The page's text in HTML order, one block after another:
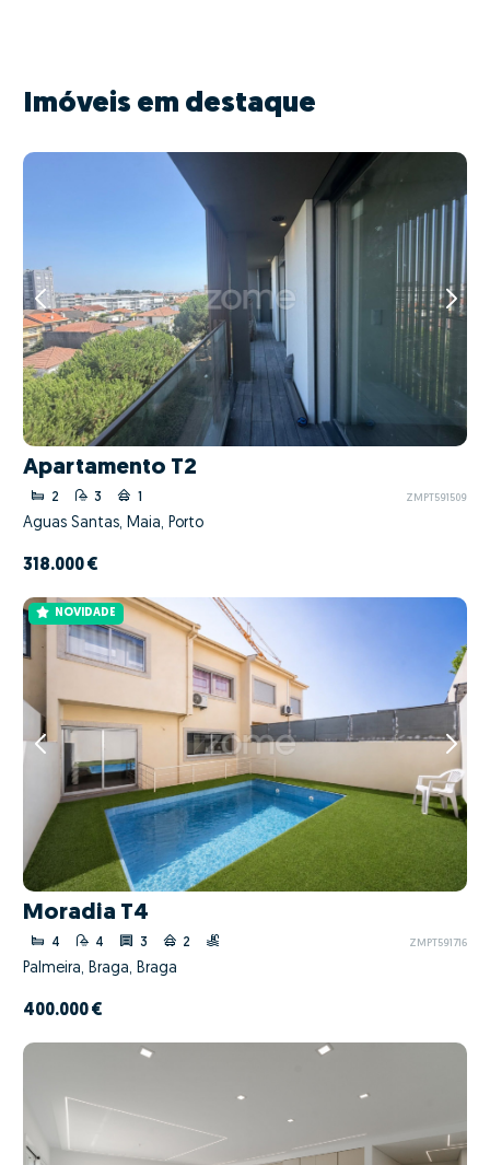
Imóveis em destaque
Apartamento T2
2 3 1 ZMPT591509
Águas Santas, Maia, Porto
318.000 €
NOVIDADE
Moradia T4
4 4 3 2 ZMPT591716
Palmeira, Braga, Braga
400.000 €